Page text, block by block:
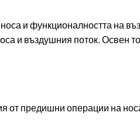
и функционалността на
и въздушния поток. Освен
от предишни операции на